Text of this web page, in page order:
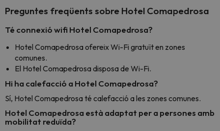
Preguntes freqüents sobre Hotel Comapedrosa
Té connexió wifi Hotel Comapedrosa?
Hotel Comapedrosa ofereix Wi-Fi gratuït en zones
comunes.
El Hotel Comapedrosa disposa de Wi-Fi.
Hi ha calefacció a Hotel Comapedrosa?
Sí, Hotel Comapedrosa té calefacció a les zones comunes.
Hotel Comapedrosa està adaptat per a persones amb
mobilitat reduïda?